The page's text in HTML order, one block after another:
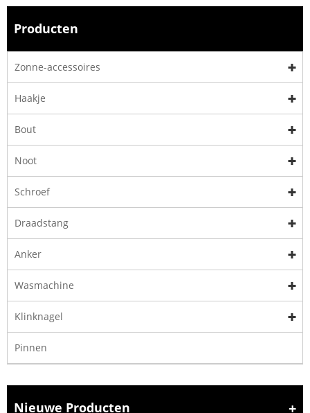
Producten
Zonne-accessoires
Haakje
Bout
Noot
Schroef
Draadstang
Anker
Wasmachine
Klinknagel
Pinnen
Nieuwe Producten